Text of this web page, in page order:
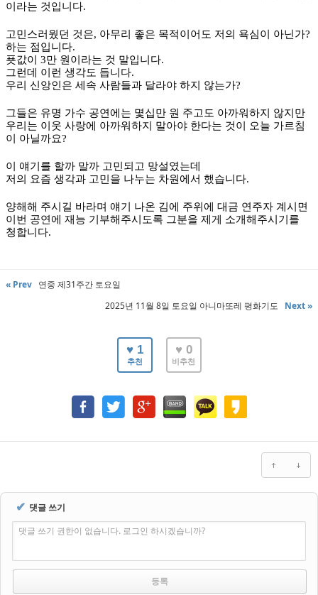
이라는 것입니다.
고민스러웠던 것은, 아무리 좋은 목적이어도 저의 욕심이 아닌가?
하는 점입니다.
푯값이 3만 원이라는 것 말입니다.
그런데 이런 생각도 듭니다.
우리 신앙인은 세속 사람들과 달라야 하지 않는가?
그들은 유명 가수 공연에는 몇십만 원 주고도 아까워하지 않지만
우리는 이웃 사랑에 아까워하지 말아야 한다는 것이 오늘 가르침
이 아닐까요?
이 얘기를 할까 말까 고민되고 망설였는데
저의 요즘 생각과 고민을 나누는 차원에서 했습니다.
양해해 주시길 바라며 얘기 나온 김에 주위에 대금 연주자 계시면
이번 공연에 재능 기부해주시도록 그분을 제게 소개해주시기를
청합니다.
« Prev 연중 제31주간 토요일
2025년 11월 8일 토요일 아니마또레 평화기도
Next »
♥ 1
추천
♥ 0
비추천
✔ 댓글 쓰기
댓글 쓰기 권한이 없습니다. 로그인 하시겠습니까?